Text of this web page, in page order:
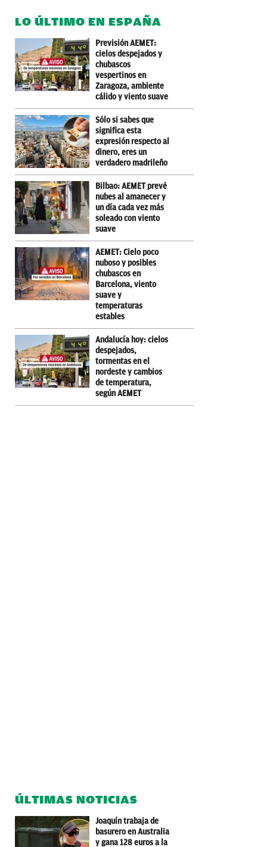
LO ÚLTIMO EN ESPAÑA
Previsión AEMET:
cielos despejados y
chubascos
vespertinos en
Zaragoza, ambiente
cálido y viento suave
Sólo si sabes que
significa esta
expresión respecto al
dinero, eres un
verdadero madrileño
Bilbao: AEMET prevé
nubes al amanecer y
un día cada vez más
soleado con viento
suave
AEMET: Cielo poco
nuboso y posibles
chubascos en
Barcelona, viento
suave y
temperaturas
estables
Andalucía hoy: cielos
despejados,
tormentas en el
nordeste y cambios
de temperatura,
según AEMET
ÚLTIMAS NOTICIAS
Joaquín trabaja de
basurero en Australia
y gana 128 euros a la